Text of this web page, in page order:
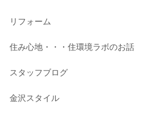
リフォーム
住み心地・・・住環境ラボのお話
スタッフブログ
金沢スタイル